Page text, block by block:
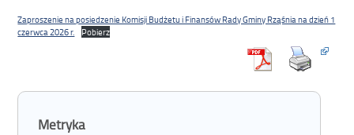
Zaproszenie na posiedzenie Komisji Budżetu i Finansów Rady Gminy Rząśnia na dzień 1
czerwca 2026 r.
Pobierz
Metryka